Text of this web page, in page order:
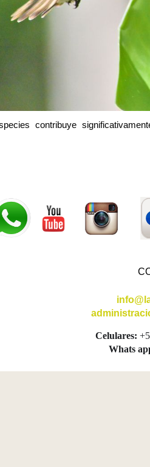
contribuye
Celulares:
Whats